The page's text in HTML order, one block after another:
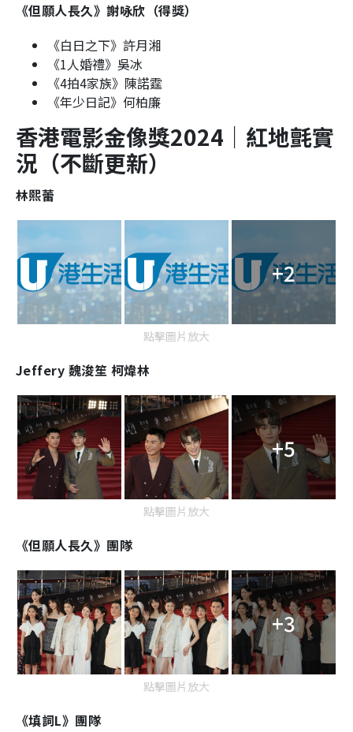
《但願人長久》謝咏欣（得獎）
《白日之下》 許月湘
《1人婚禮》吳冰
《4拍4家族》陳諾霆
《年少日記》何柏廉
香港電影金像獎2024｜紅地氈實
況（不斷更新）
林熙蕾
+2
點擊圖片放大
Jeffery 魏浚笙 柯煒林
+5
點擊圖片放大
《但願人長久》團隊
+3
點擊圖片放大
《填詞L》團隊